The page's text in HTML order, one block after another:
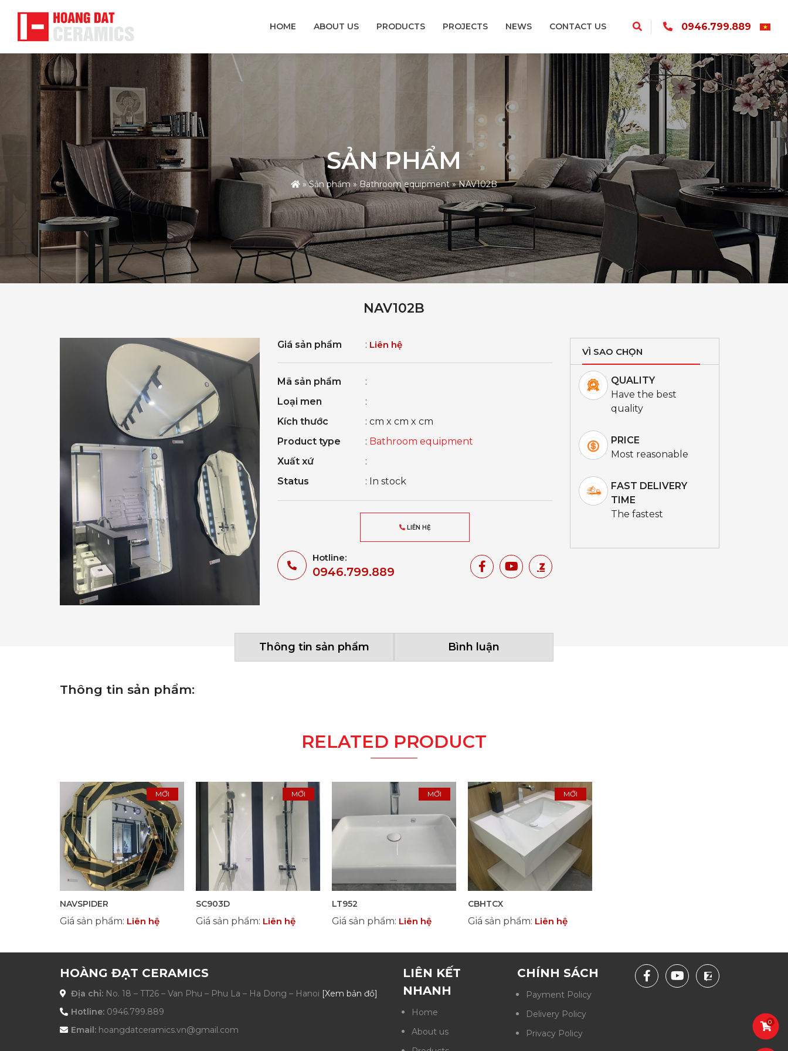
HOME ABOUT US PRODUCTS PROJECTS NEWS CONTACT US 0946.799.889
SẢN PHẨM
» Sản phẩm » Bathroom equipment » NAV102B
NAV102B
Giá sản phẩm : Liên hệ
Mã sản phẩm
:
Loại men
:
Kích thước
: cm x cm x cm
Product type
: Bathroom equipment
Xuất xứ
:
Status
: In stock
LIÊN HỆ
Hotline:
0946.799.889
VÌ SAO CHỌN
QUALITY
Have the best
quality
PRICE
Most reasonable
FAST DELIVERY
TIME
The fastest
Thông tin sản phẩm Bình luận
Thông tin sản phẩm:
RELATED PRODUCT
MỚI
NAVSPIDER
Giá sản phẩm: Liên hệ
MỚI
SC903D
Giá sản phẩm: Liên hệ
MỚI
LT952
Giá sản phẩm: Liên hệ
MỚI
CBHTCX
Giá sản phẩm: Liên hệ
HOÀNG ĐẠT CERAMICS
Địa chỉ: No. 18 – TT26 – Van Phu – Phu La – Ha Dong – Hanoi [Xem bản đồ]
Hotline: 0946.799.889
Email: hoangdatceramics.vn@gmail.com
LIÊN KẾT
NHANH
Home
About us
CHÍNH SÁCH
Payment Policy
Delivery Policy
Privacy Policy
0